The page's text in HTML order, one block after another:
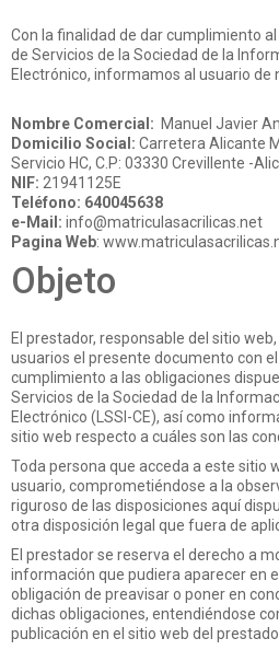
Con la finalidad de dar cumplimiento
de Servicios de la Sociedad de la
Electrónico, informamos al usuario de
Nombre Comercial: Manuel Javier
Domicilio Social: Carretera Alicante
Servicio HC, C.P: 03330 Crevillente -
NIF: 21941125E
Teléfono: 640045638
e-Mail: info@matriculasacrilicas.net
Pagina Web:
Objeto
El prestador, responsable del sitio
usuarios el presente documento con
cumplimiento a las obligaciones
Servicios de la Sociedad de la
Electrónico (LSSI-CE), así como
sitio web respecto a cuáles son las
Toda persona que acceda a este sitio
usuario, comprometiéndose a la
riguroso de las disposiciones aquí
otra disposición legal que fuera de
El prestador se reserva el derecho a
información que pudiera aparecer en
obligación de preavisar o poner en
dichas obligaciones, entendiéndose
publicación en el sitio web del